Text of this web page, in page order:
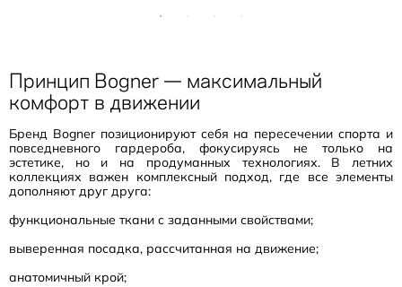
Принцип Bogner — максимальный
комфорт в движении
Бренд Bogner позиционируют себя на пересечении спорта и
повседневного гардероба, фокусируясь не только на
эстетике, но и на продуманных технологиях. В летних
коллекциях важен комплексный подход, где все элементы
дополняют друг друга:
функциональные ткани с заданными свойствами;
выверенная посадка, рассчитанная на движение;
анатомичный крой;